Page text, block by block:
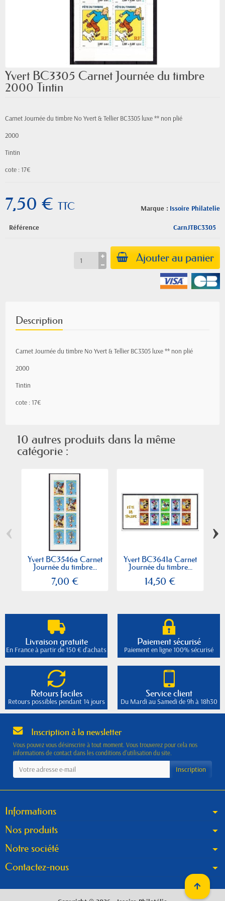
Yvert BC3305 Carnet Journée du timbre
2000 Tintin
Carnet Journée du timbre No Yvert & Tellier BC3305 luxe ** non plié
2000
Tintin
cote : 17€
Marque : Issoire Philatelie
7,50 € TTC
Référence CarnJTBC3305
Ajouter au panier
Description
Carnet Journée du timbre No Yvert & Tellier BC3305 luxe ** non plié
2000
Tintin
cote : 17€
10 autres produits dans la même
catégorie :
Yvert BC3546a Carnet
Journée du timbre...
7,00 €
Yvert BC3641a Carnet
Journée du timbre...
14,50 €
‹ ›
Livraison gratuite
En France à partir de 150 € d'achats
Paiement sécurisé
Paiement en ligne 100% sécurisé
Retours faciles
Retours possibles pendant 14 jours
Service client
Du Mardi au Samedi de 9h à 18h30
Inscription à la newsletter
Vous pouvez vous désinscrire à tout moment. Vous trouverez pour cela nos
informations de contact dans les conditions d'utilisation du site.
Informations
Nos produits
Notre société
Contactez-nous